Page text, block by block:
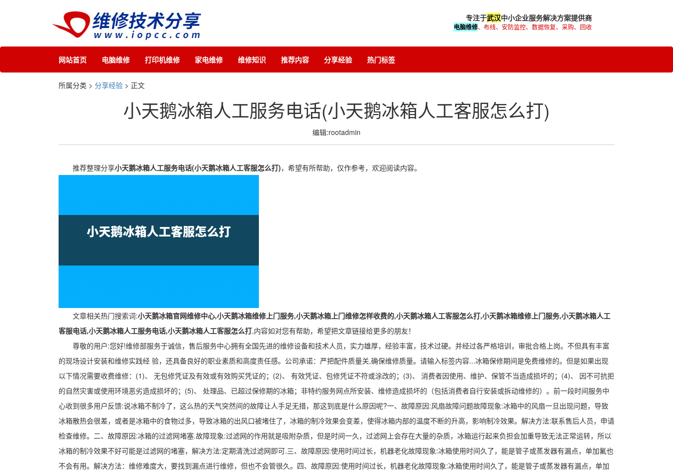
专注于武汉中小企业服务解决方案提供商
电脑维修、布线、安防监控、数据恢复、采购、回收
网站首页 电脑维修 打印机维修 家电维修 维修知识 推荐内容 分享经验 热门标签
所属分类 > 分享经验 > 正文
小天鹅冰箱人工服务电话(小天鹅冰箱人工客服怎么打)
编辑:rootadmin
推荐整理分享小天鹅冰箱人工服务电话(小天鹅冰箱人工客服怎么打)，希望有所帮助，仅作参考，欢迎阅读内容。
文章相关热门搜索词:小天鹅冰箱官网维修中心,小天鹅冰箱维修上门服务,小天鹅冰箱上门维修怎样收费的,小天鹅冰箱人工客服怎么打,小天鹅冰箱维修上门服务,小天鹅冰箱人工
客服电话,小天鹅冰箱人工服务电话,小天鹅冰箱人工客服怎么打,内容如对您有帮助，希望把文章链接给更多的朋友！
尊敬的用户:您好!维修部服务于诚信，售后服务中心拥有全国先进的维修设备和技术人员，实力雄厚，经验丰富，技术过硬。并经过各严格培训，审批合格上岗。不但具有丰富
的现场设计安装和维修实践经 验，还具备良好的职业素质和高度责任感。公司承诺：严把配件质量关,确保维修质量。请输入标签内容...冰箱保修期间是免费维修的。但是如果出现
以下情况需要收费维修：(1)、 无包修凭证及有效或有效购买凭证的；(2)、 有效凭证、包修凭证不符或涂改的；(3)、 消费者因使用、维护、保管不当造成损坏的；(4)、 因不可抗拒
的自然灾害或使用环境恶劣造成损坏的；(5)、 处理品、已超过保修期的冰箱；非特约服务网点所安装、维修造成损坏的（包括消费者自行安装或拆动维修的）。前一段时间服务中
心收到很多用户反馈:说冰箱不制冷了，这么热的天气突然间的故障让人手足无措，那这到底是什么原因呢?一、故障原因:风扇故障问题故障现象:冰箱中的风扇一旦出现问题，导致
冰箱散热会很差，或者是冰箱中的食物过多，导致冰箱的出风口被堵住了，冰箱的制冷效果会变差，使得冰箱内部的温度不断的升高，影响制冷效果。解决方法:联系售后人员，申请
检查维修。二、故障原因:冰箱的过滤网堵塞.故障现象:过滤网的作用就是吸附杂质，但是时间一久，过滤网上会存在大量的杂质，冰箱运行起来负担会加重导致无法正常运转，所以
冰箱的制冷效果不好可能是过滤网的堵塞，解决方法:定期清洗过滤网即可.三、故障原因:使用时间过长，机器老化故障现象:冰箱使用时间久了，能是管子或蒸发器有漏点，单加氟也
不会有用。解决方法：维修难度大，要找到漏点进行维修，但也不会管很久。四、故障原因:使用时间过长，机器老化故障现象:冰箱使用时间久了，能是管子或蒸发器有漏点，单加